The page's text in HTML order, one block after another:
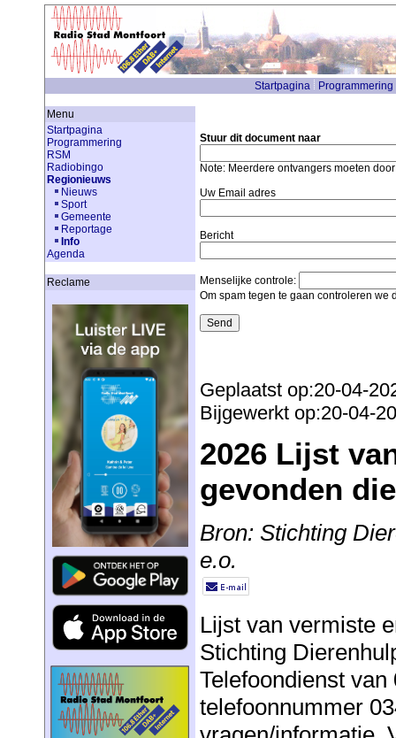
Startpagina Programmering
Menu
Startpagina
Programmering
RSM
Radiobingo
Regionieuws
Nieuws
Sport
Gemeente
Reportage
Info
Agenda
Reclame
Stuur dit document naar
Note: Meerdere ontvangers moeten
Uw Email adres
Bericht
Menselijke controle:
Om spam tegen te gaan controleren we
Geplaatst op:20-04-
Bijgewerkt op:20-04-
2026 Lijst
gevonden
Bron: Stichting
e.o.
Lijst van vermiste
Stichting
Telefoondienst
telefoonnummer